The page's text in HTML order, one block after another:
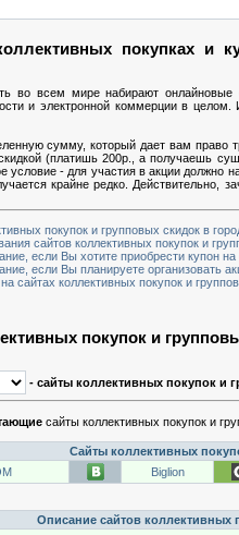
покупках и
во всем мире набирают
и электронной коммерции в
сумму, который дает вам
(платишь 200р., а получаешь
условие - для участия в акции должно
крайне редко. Действительно,
покупок и групповых скидок в
сайтов коллективных покупок и
если Вы хотите приобрести купон
если Вы планируете организовать
сайтах коллективных покупок и
покупок и
- сайты коллективных покупок и
сайты коллективных покупок и
Сайты коллективных
Biglion
Описание сайтов коллективных